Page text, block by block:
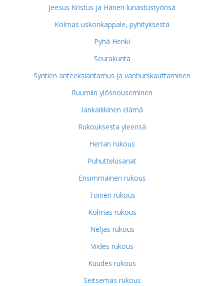
Jeesus Kristus ja Hänen lunastustyönsä
Kolmas uskonkappale, pyhityksestä
Pyhä Henki
Seurakunta
Syntien anteeksiantamus ja vanhurskauttaminen
Ruumiin ylösnouseminen
Iankaikkinen elämä
Rukouksesta yleensä
Herran rukous
Puhuttelusanat
Ensimmäinen rukous
Toinen rukous
Kolmas rukous
Neljäs rukous
Viides rukous
Kuudes rukous
Seitsemäs rukous